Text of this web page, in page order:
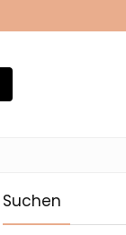
Suchen